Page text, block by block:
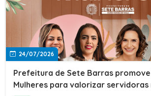
24/07/2026
Prefeitura de Sete Barras promove
Mulheres para valorizar servidoras